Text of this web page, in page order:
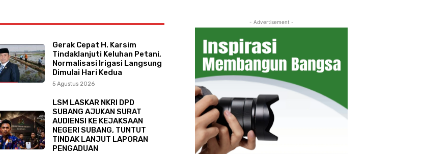
Gerak Cepat H. Karsim
Tindaklanjuti Keluhan Petani,
Normalisasi Irigasi Langsung
Dimulai Hari Kedua
5 Agustus 2026
LSM LASKAR NKRI DPD
SUBANG AJUKAN SURAT
AUDIENSI KE KEJAKSAAN
NEGERI SUBANG, TUNTUT
TINDAK LANJUT LAPORAN
PENGADUAN
- Advertisement -